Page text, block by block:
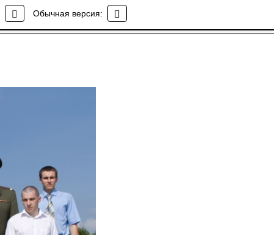
Обычная версия: